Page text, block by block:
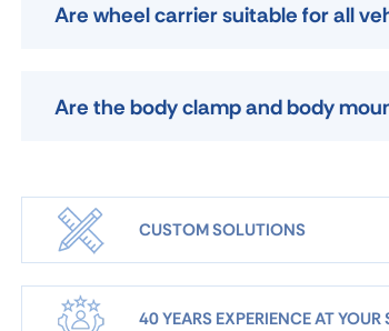
Are wheel carrier suitable for all
Are the body clamp and body
CUSTOM SOLUTIONS
40 YEARS EXPERIENCE AT YOUR